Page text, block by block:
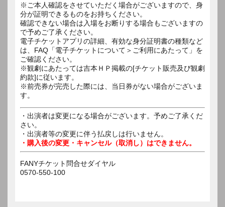
※ご本人確認をさせていただく場合がございますので、身
分が証明できるものをお持ちください。
確認できない場合は入場をお断りする場合もございますの
で予めご了承ください。
電子チケットアプリの詳細、有効な身分証明書の種類など
は、FAQ「電子チケットについて＞ご利用にあたって」を
ご確認ください。
※観劇にあたっては吉本ＨＰ掲載の[チケット販売及び観劇
約款]に従います。
※前売券が完売した際には、当日券がない場合がございま
す。
・出演者は変更になる場合がございます。予めご了承くだ
さい。
・出演者等の変更に伴う払戻しは行いません。
・購入後の変更・キャンセル（取消し）はできません。
FANYチケット問合せダイヤル
0570-550-100